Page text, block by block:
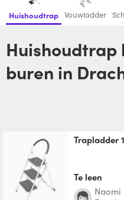
Huishoudtrap Vouwladder
Huishoudtrap huren van je
buren in
trapladder
Te leen
Naomi